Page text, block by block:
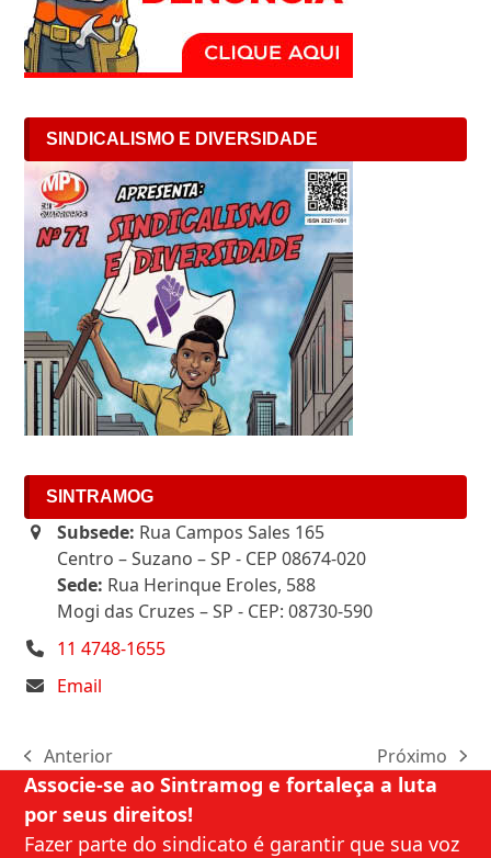
SINDICALISMO E DIVERSIDADE
SINTRAMOG
Subsede: Rua Campos Sales 165
Centro – Suzano – SP - CEP 08674-020
Sede: Rua Herinque Eroles, 588
Mogi das Cruzes – SP - CEP: 08730-590
11 4748-1655
Email
previous
post:
Anterior
next
post:
Próximo
Associe-se ao Sintramog e fortaleça a luta
por seus direitos!
Fazer parte do sindicato é garantir que sua voz